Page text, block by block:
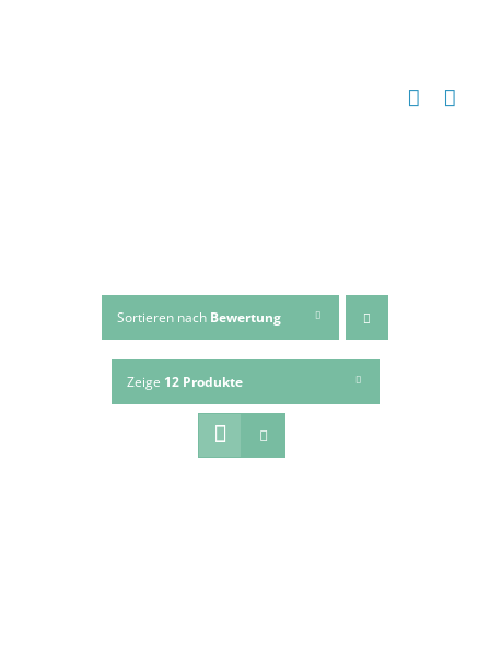
Sortieren nach Bewertung
Zeige 12 Produkte